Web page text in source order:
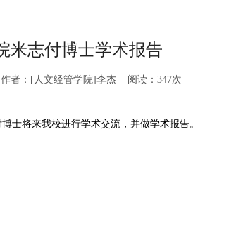
米志付博士学术报告
者：[人文经管学院]李杰 阅读： 347次
将来我校进行学术交流，并做学术报告。